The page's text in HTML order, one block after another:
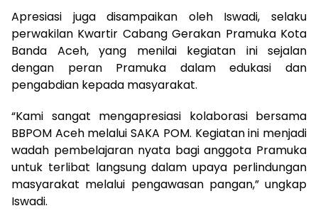
Apresiasi juga disampaikan oleh Iswadi, selaku
perwakilan Kwartir Cabang Gerakan Pramuka Kota
Banda Aceh, yang menilai kegiatan ini sejalan
dengan peran Pramuka dalam edukasi dan
pengabdian kepada masyarakat.
“Kami sangat mengapresiasi kolaborasi bersama
BBPOM Aceh melalui SAKA POM. Kegiatan ini menjadi
wadah pembelajaran nyata bagi anggota Pramuka
untuk terlibat langsung dalam upaya perlindungan
masyarakat melalui pengawasan pangan,” ungkap
Iswadi.